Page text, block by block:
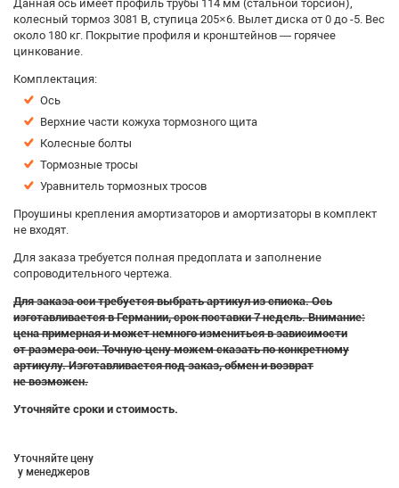
Данная ось имеет профиль трубы 114 мм (стальной торсион),
колесный тормоз 3081 B, ступица 205×6. Вылет диска от 0 до -5. Вес
около 180 кг. Покрытие профиля и кронштейнов — горячее
цинкование.
Комплектация:
Ось
Верхние части кожуха тормозного щита
Колесные болты
Тормозные тросы
Уравнитель тормозных тросов
Проушины крепления амортизаторов и амортизаторы в комплект
не входят.
Для заказа требуется полная предоплата и заполнение
сопроводительного чертежа.
Для заказа оси требуется выбрать артикул из списка. Ось
изготавливается в Германии, срок поставки 7 недель. Внимание:
цена примерная и может немного измениться в зависимости
от размера оси. Точную цену можем сказать по конкретному
артикулу. Изготавливается под заказ, обмен и возврат
не возможен.
Уточняйте сроки и стоимость.
Уточняйте цену
у менеджеров